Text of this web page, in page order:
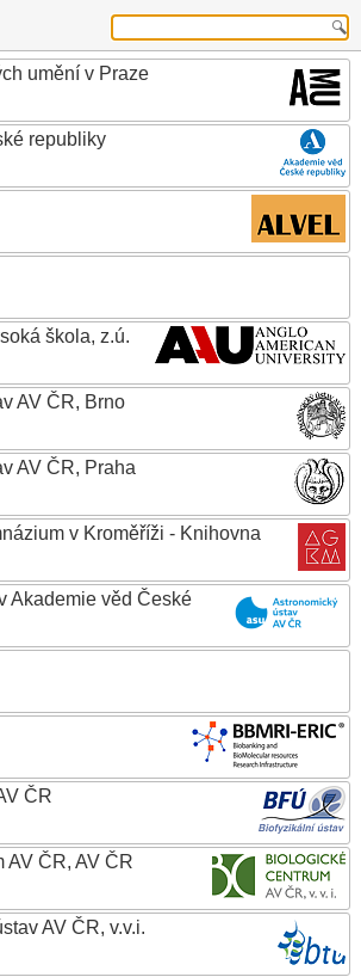
umění v Praze
republiky
škola, z.ú.
AV ČR, Brno
AV ČR, Praha
v Kroměříži - Knihovna
Akademie věd České
ČR
AV ČR, AV ČR
AV ČR, v.v.i.